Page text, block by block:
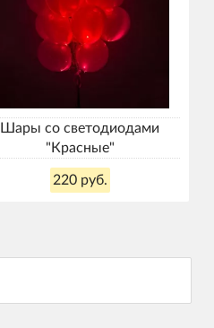
Шары со светодиодами
"Красные"
220 руб.